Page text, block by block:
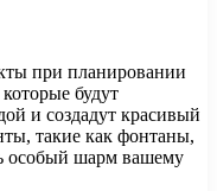
при планировании
будут
и создадут красивый
такие как фонтаны,
особый шарм вашему